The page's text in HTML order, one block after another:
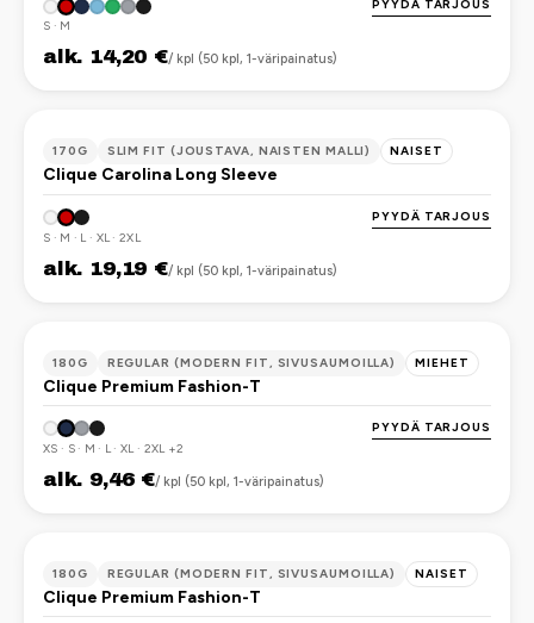
PYYDÄ TARJOUS
S · M
alk. 14,20 €/ kpl (50 kpl, 1-väripainatus)
OEKO-TEX
170G SLIM FIT (JOUSTAVA, NAISTEN MALLI) NAISET
Clique Carolina Long Sleeve
PYYDÄ TARJOUS
S · M · L · XL · 2XL
alk. 19,19 €/ kpl (50 kpl, 1-väripainatus)
OEKO-TEX
180G REGULAR (MODERN FIT, SIVUSAUMOILLA) MIEHET
Clique Premium Fashion-T
PYYDÄ TARJOUS
XS · S · M · L · XL · 2XL +2
alk. 9,46 €/ kpl (50 kpl, 1-väripainatus)
OEKO-TEX
180G REGULAR (MODERN FIT, SIVUSAUMOILLA) NAISET
Clique Premium Fashion-T